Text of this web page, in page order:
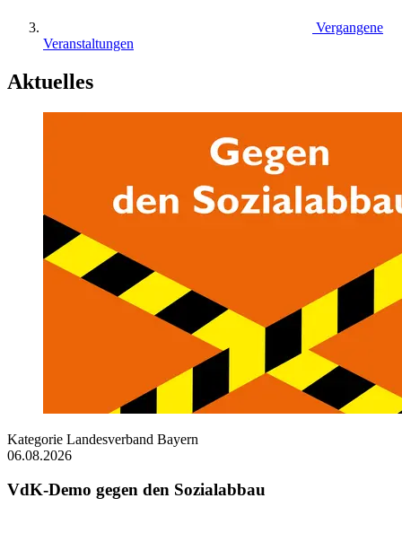
Vergangene
Veranstaltungen
Aktuelles
Kategorie Landesverband Bayern
06.08.2026
VdK-Demo gegen den Sozialabbau